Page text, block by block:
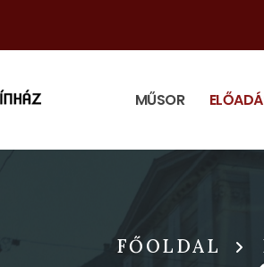
MŰSOR
FŐOLDAL